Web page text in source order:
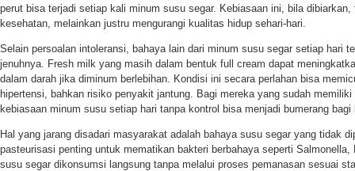
perut bisa terjadi setiap kali minum susu segar. Kebiasaan ini, bila
kesehatan, melainkan justru mengurangi kualitas hidup sehari-hari.
Selain persoalan intoleransi, bahaya lain dari minum susu segar setiap hari
jenuhnya. Fresh milk yang masih dalam bentuk full cream dapat
dalam darah jika diminum berlebihan. Kondisi ini secara perlahan bisa
hipertensi, bahkan risiko penyakit jantung. Bagi mereka yang sudah
kebiasaan minum susu setiap hari tanpa kontrol bisa menjadi bumerang bagi
Hal yang jarang disadari masyarakat adalah bahaya susu segar yang tidak
pasteurisasi penting untuk mematikan bakteri berbahaya seperti
susu segar dikonsumsi langsung tanpa melalui proses pemanasan sesuai